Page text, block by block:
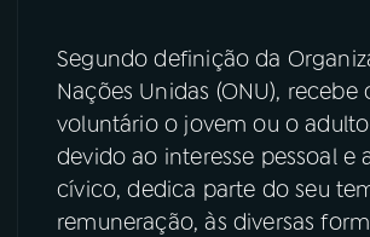
FESTIVAL DE MÚSICA
ACOMPANHE A RÁDIO NACIONAL
Facebook
Segundo definição da
Nações Unidas (ONU),
voluntário o jovem ou o
devido ao interesse pessoal e
cívico, dedica parte do seu
remuneração, às diversas